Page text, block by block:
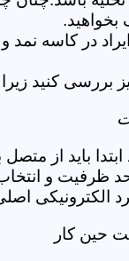
بخواهید.
در کاسه
کنید
باید از
ظرفیت و
حین کار